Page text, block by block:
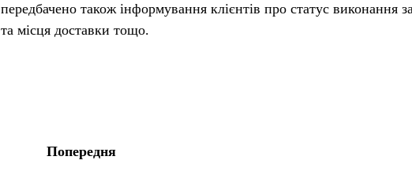
передбачено також інформування клієнтів про статус виконання
та місця доставки тощо.
Попередня